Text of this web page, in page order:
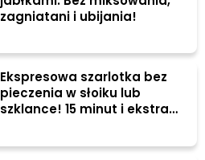
zagniatani i ubijania!
Ekspresowa szarlotka bez
pieczenia w słoiku lub
szklance! 15 minut i ekstra